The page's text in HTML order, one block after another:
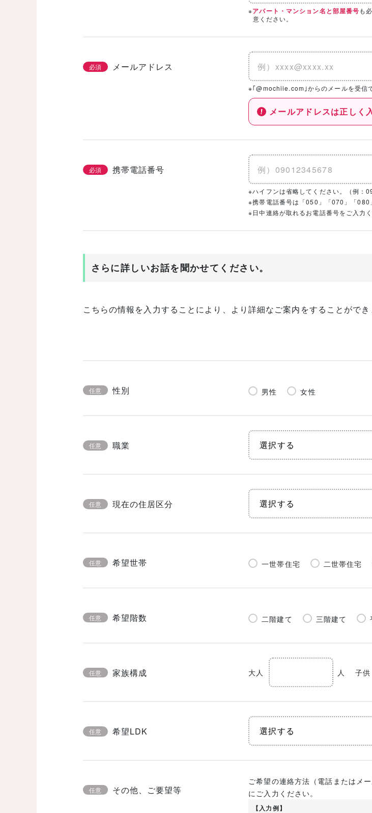
※アパート・マンション名と部屋番号も
意ください。
必須 メールアドレス
※｢@mochiie.com｣からのメールを受信
メールアドレスは正しく
必須 携帯電話番号
※ハイフンは省略してください。（例
※携帯電話番号は「050」「070」「080
※日中連絡が取れるお電話番号をご入力く
さらに詳しいお話を聞かせてください。
こちらの情報を入力することにより、より詳細なご案内をすることができ
任意 性別 男性 女性
任意 職業
任意 現在の住居区分
任意 希望世帯 一世帯住宅 二世帯住宅
任意 希望階数 二階建て 三階建て
任意 家族構成 大人 人 子供
任意 希望LDK
任意 その他、ご要望等
ご希望の連絡方法（電話またはメ
にご入力ください。
【入力例】